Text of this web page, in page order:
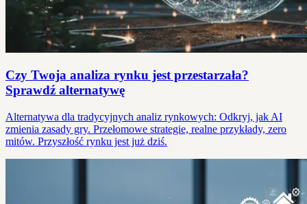
Czy Twoja analiza rynku jest przestarzała?
Sprawdź alternatywę
Alternatywa dla tradycyjnych analiz rynkowych: Odkryj, jak AI
zmienia zasady gry. Przełomowe strategie, realne przykłady, zero
mitów. Przyszłość rynku jest już dziś.